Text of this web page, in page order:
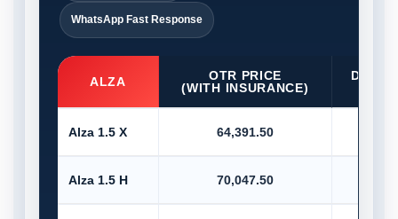
WhatsApp Fast Response
ALZA
OTR PRICE
(WITH INSURANCE)
D/
Alza 1.5 X 64,391.50
Alza 1.5 H 70,047.50